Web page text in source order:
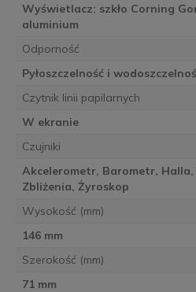
Wyświetlacz: szkło Corning
aluminium
Odporność
Pyłoszczelność i
Czytnik linii papilarnych
W ekranie
Czujniki
Akcelerometr, Barometr,
Zbliżenia, Żyroskop
Wysokość (mm)
146 mm
Szerokość (mm)
71 mm